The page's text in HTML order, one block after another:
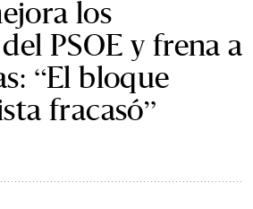
los
PSOE y frena a
“El bloque
fracasó”